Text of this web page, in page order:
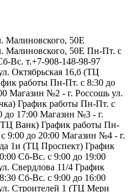
Малиновского, 50Е
Малиновского, 50Е Пн-Пт. с
Вс. т.+7-908-148-98-97
Октябрьская 16,б (ТЦ
работы Пн-Пт. с 8:30 до
Магазин №2 - г. Россошь ул.
График работы Пн-Пт. с
до 17:00 Магазин №3 - г.
Ванк) График работы Пн-
9:00 до 20:00 Магазин №4 - г.
1и (ТЦ Проспект) График
Сб-Вс. с 9:00 до 19:00
Свердлова 11/4 График
Сб-Вс. с 9:00 до 16:00
Строителей 1 (ТЦ Мери